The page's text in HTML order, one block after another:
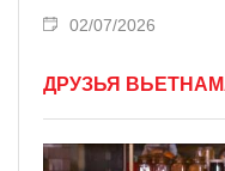
02/07/2026
ДРУЗЬЯ